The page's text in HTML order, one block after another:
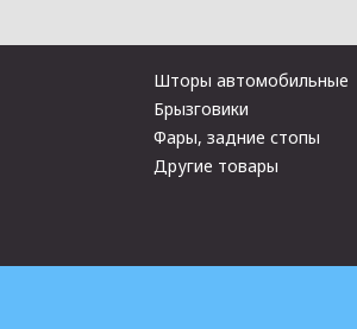
Шторы автомобильные
Брызговики
Фары, задние стопы
Другие товары